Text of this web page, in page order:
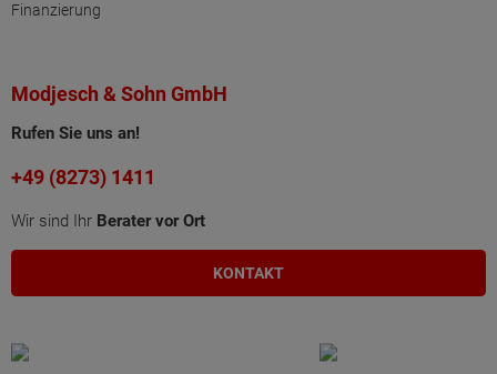
Finanzierung
Modjesch & Sohn GmbH
Rufen Sie uns an!
+49 (8273) 1411
Wir sind Ihr Berater vor Ort
KONTAKT